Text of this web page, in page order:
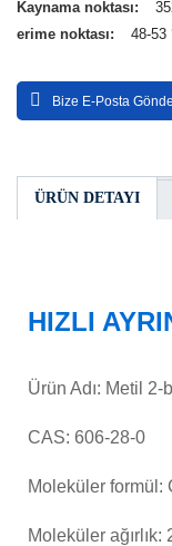
Kaynama noktası:
erime noktası:
48-53
Bize E-Posta
ÜRÜN DETAYI
HIZLI
Ürün Adı: Metil
CAS: 606-28-0
Moleküler formül:
Moleküler ağırlık: